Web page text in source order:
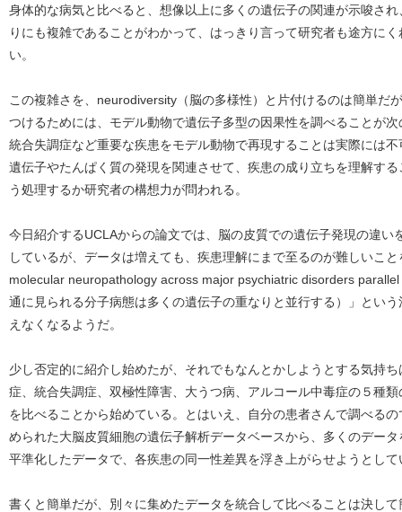
身体的な病気と比べると、想像以上に多くの遺伝子の関連が示唆さ
りにも複雑であることがわかって、はっきり言って研究者も途方に
い。
この複雑さを、neurodiversity（脳の多様性）と片付けるのは簡単だ
つけるためには、モデル動物で遺伝子多型の因果性を調べることが
統合失調症など重要な疾患をモデル動物で再現することは実際には
遺伝子やたんぱく質の発現を関連させて、疾患の成り立ちを理解す
う処理するか研究者の構想力が問われる。
今日紹介するUCLAからの論文では、脳の皮質での遺伝子発現の違い
しているが、データは増えても、疾患理解にまで至るのが難しいこ
molecular neuropathology across major psychiatric disorders
通に見られる分子病態は多くの遺伝子の重なりと並行する）」とい
えなくなるようだ。
少し否定的に紹介し始めたが、それでもなんとかしようとする気持
症、統合失調症、双極性障害、大うつ病、アルコール中毒症の５種
を比べることから始めている。とはいえ、自分の患者さんで調べる
められた大脳皮質細胞の遺伝子解析データベースから、多くのデー
平準化したデータで、各疾患の同一性差異を浮き上がらせようとして
書くと簡単だが、別々に集めたデータを統合して比べることは決し